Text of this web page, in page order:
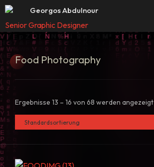
Georgos Abdulnour
Web Entwickler / Designer
Senior Graphic Designer
UI/UX Designer
Web Entwickler / Designer
ÜBER
PORTFOLIO
KONTAKT
STORE
Food Photography
Ergebnisse 13 – 16 von 68 werden angezeigt